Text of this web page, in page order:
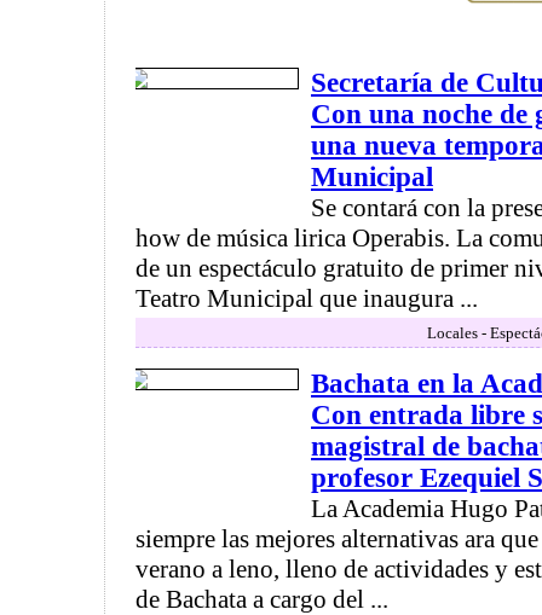
Secretaría de
Con una noche de
una nueva
Municipal
Se contará con la
how de música lirica Operabis. La
de un espectáculo gratuito de primer
Teatro Municipal que inaugura ...
Locales -
Bachata en la
Con entrada libre
magistral de
profesor Ezequiel
La Academia Hugo
siempre las mejores alternativas ara
verano a leno, lleno de actividades y
de Bachata a cargo del ...